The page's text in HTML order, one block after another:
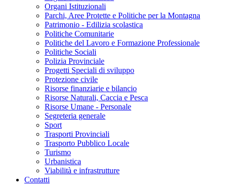
Organi Istituzionali
Parchi, Aree Protette e Politiche per la Montagna
Patrimonio - Edilizia scolastica
Politiche Comunitarie
Politiche del Lavoro e Formazione Professionale
Politiche Sociali
Polizia Provinciale
Progetti Speciali di sviluppo
Protezione civile
Risorse finanziarie e bilancio
Risorse Naturali, Caccia e Pesca
Risorse Umane - Personale
Segreteria generale
Sport
Trasporti Provinciali
Trasporto Pubblico Locale
Turismo
Urbanistica
Viabilità e infrastrutture
Contatti